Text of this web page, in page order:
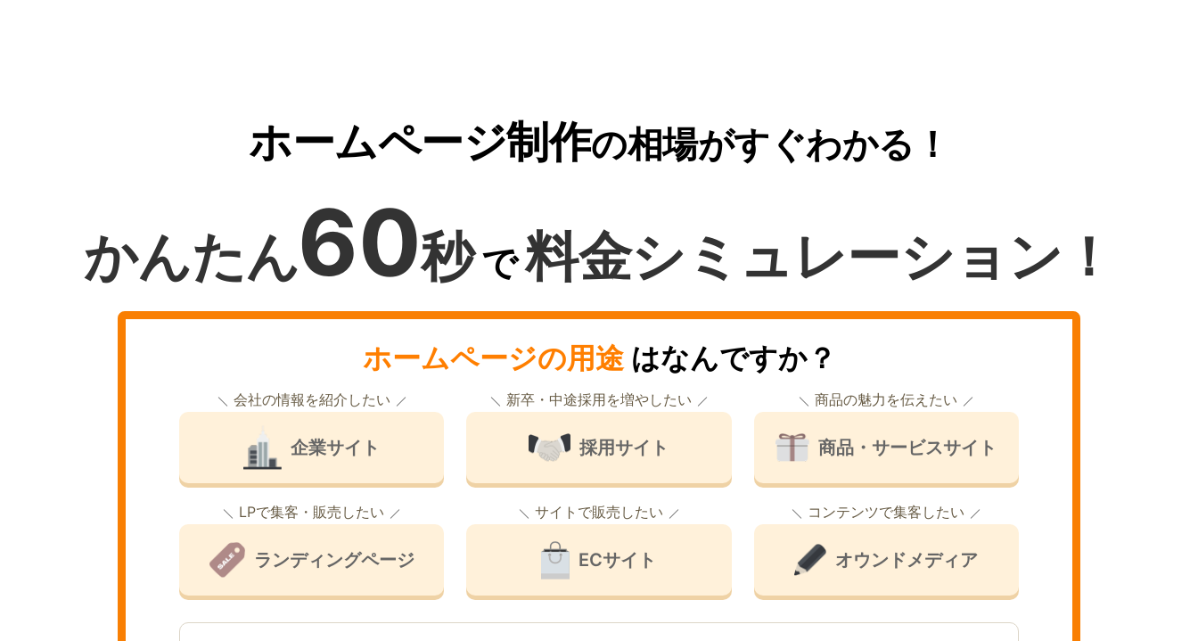
ホームページ制作の相場がすぐわかる！
かんたん60秒で料金シミュレーション！
ホームページの用途はなんですか？
会社の情報を紹介したい
企業サイト
新卒・中途採用を増やしたい
採用サイト
商品の魅力を伝えたい
商品・サービスサイト
LPで集客・販売したい
ランディングページ
サイトで販売したい
ECサイト
コンテンツで集客したい
オウンドメディア